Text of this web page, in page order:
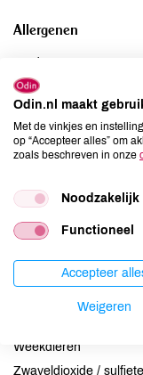
Allergenen
Ei
Gluten
Lactose
Lupine
Noten
Schaaldieren
Weekdieren
Zwaveldioxide /
Odin.nl maakt
Met de vinkjes en
op “Accepteer alles” om
zoals beschreven in onze
Noodzakelijk
Functioneel
Accepteer
Weigeren